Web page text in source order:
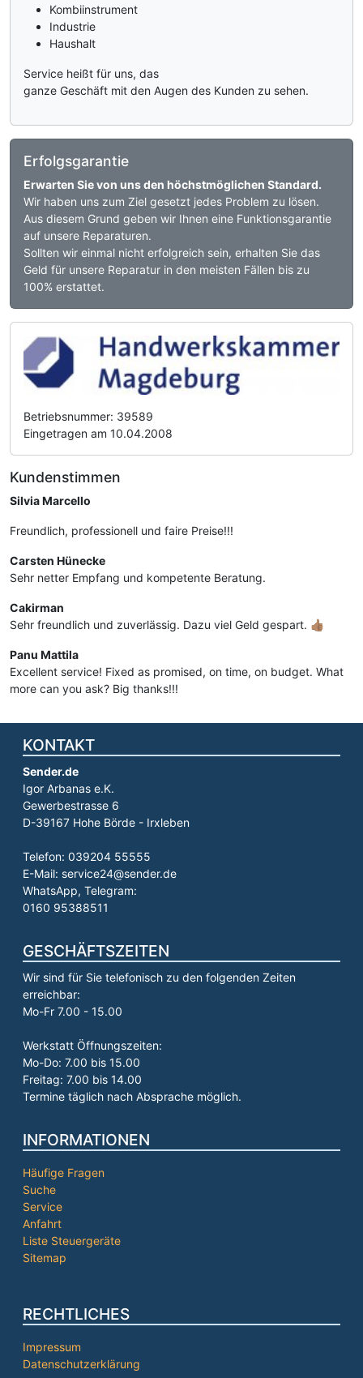
Kombiinstrument
Industrie
Haushalt
Service heißt für uns, das
ganze Geschäft mit den Augen des Kunden zu sehen.
Erfolgsgarantie
Erwarten Sie von uns den höchstmöglichen Standard.
Wir haben uns zum Ziel gesetzt jedes Problem zu lösen.
Aus diesem Grund geben wir Ihnen eine Funktionsgarantie
auf unsere Reparaturen.
Sollten wir einmal nicht erfolgreich sein, erhalten Sie das
Geld für unsere Reparatur in den meisten Fällen bis zu
100% erstattet.
Betriebsnummer: 39589
Eingetragen am 10.04.2008
Kundenstimmen
Silvia Marcello
Freundlich, professionell und faire Preise!!!
Carsten Hünecke
Sehr netter Empfang und kompetente Beratung.
Cakirman
Sehr freundlich und zuverlässig. Dazu viel Geld gespart. 👍🏽
Panu Mattila
Excellent service! Fixed as promised, on time, on budget. What
more can you ask? Big thanks!!!
KONTAKT
Sender.de
Igor Arbanas e.K.
Gewerbestrasse 6
D-39167 Hohe Börde - Irxleben
Telefon: 039204 55555
E-Mail: service24@sender.de
WhatsApp, Telegram:
0160 95388511
GESCHÄFTSZEITEN
Wir sind für Sie telefonisch zu den folgenden Zeiten
erreichbar:
Mo-Fr 7.00 - 15.00
Werkstatt Öffnungszeiten:
Mo-Do: 7.00 bis 15.00
Freitag: 7.00 bis 14.00
Termine täglich nach Absprache möglich.
INFORMATIONEN
Häufige Fragen
Suche
Service
Anfahrt
Liste Steuergeräte
Sitemap
RECHTLICHES
Impressum
Datenschutzerklärung